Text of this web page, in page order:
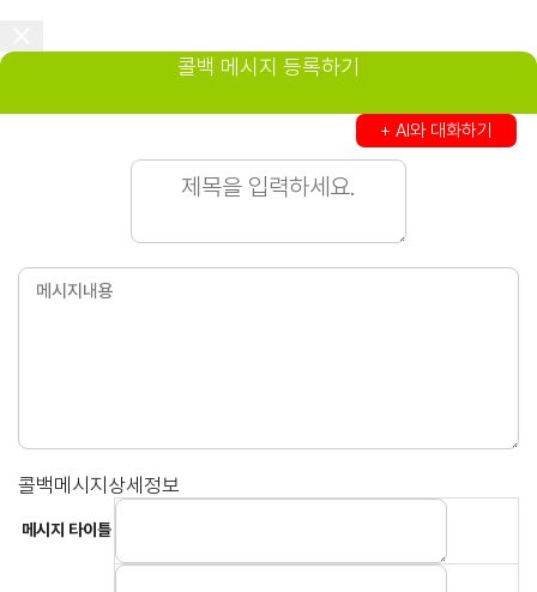
콜백 메시지 등록하기
+ AI와 대화하기
콜백메시지상세정보
메시지 타이틀